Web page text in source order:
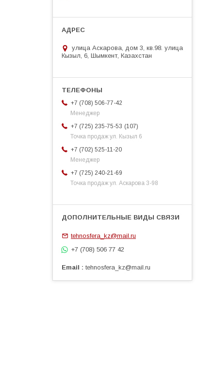
улица Аскарова, дом 3, кв.98. улица
Кызыл, 6, Шымкент, Казахстан
+7 (708) 506-77-42
Менеджер
+7 (725) 235-75-53
107
Точка продаж ул. Кызыл 6
+7 (702) 525-11-20
Менеджер
+7 (725) 240-21-69
Точка продаж ул. Аскарова 3-98
tehnosfera_kz@mail.ru
+7 (708) 506 77 42
Email tehnosfera_kz@mail.ru